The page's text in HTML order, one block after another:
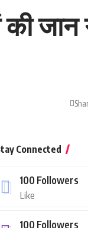
जान
Connected
100 Followers
Like
100 Followers